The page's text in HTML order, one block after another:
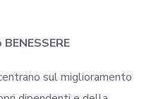
sul miglioramento